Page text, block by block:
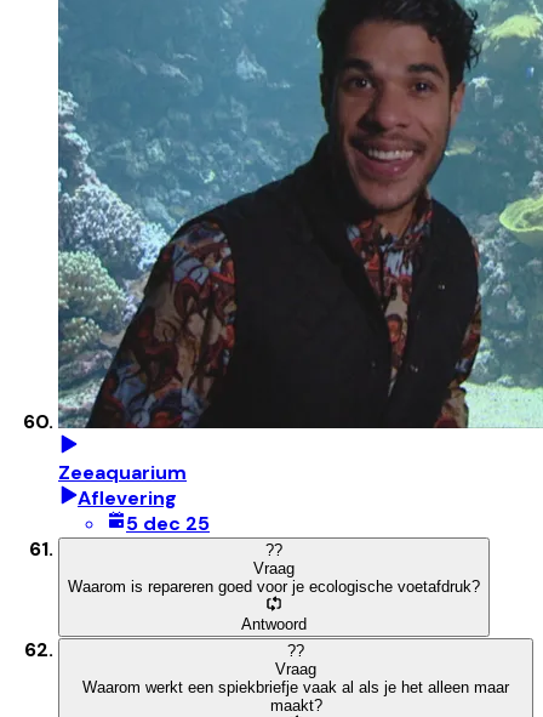
Zeeaquarium
Aflevering
5 dec 25
??
Vraag
Waarom is repareren goed voor je ecologische voetafdruk?
Antwoord
??
Vraag
Waarom werkt een spiekbriefje vaak al als je het alleen maar
maakt?